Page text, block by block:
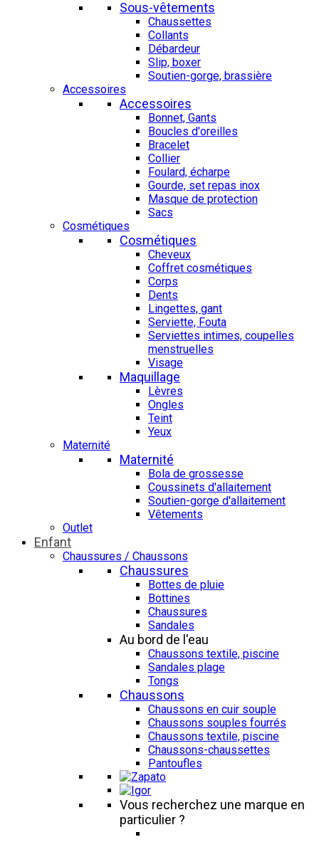
Sous-vêtements
Chaussettes
Collants
Débardeur
Slip, boxer
Soutien-gorge, brassière
Accessoires
Accessoires
Bonnet, Gants
Boucles d'oreilles
Bracelet
Collier
Foulard, écharpe
Gourde, set repas inox
Masque de protection
Sacs
Cosmétiques
Cosmétiques
Cheveux
Coffret cosmétiques
Corps
Dents
Lingettes, gant
Serviette, Fouta
Serviettes intimes, coupelles
menstruelles
Visage
Maquillage
Lèvres
Ongles
Teint
Yeux
Maternité
Maternité
Bola de grossesse
Coussinets d'allaitement
Soutien-gorge d'allaitement
Vêtements
Outlet
Enfant
Chaussures / Chaussons
Chaussures
Bottes de pluie
Bottines
Chaussures
Sandales
Au bord de l'eau
Chaussons textile, piscine
Sandales plage
Tongs
Chaussons
Chaussons en cuir souple
Chaussons souples fourrés
Chaussons textile, piscine
Chaussons-chaussettes
Pantoufles
Vous recherchez une marque en
particulier ?